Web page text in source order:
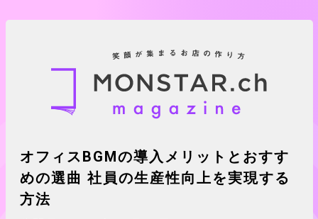
オフィスBGMの導入メリットとおすす
めの選曲 社員の生産性向上を実現する
方法